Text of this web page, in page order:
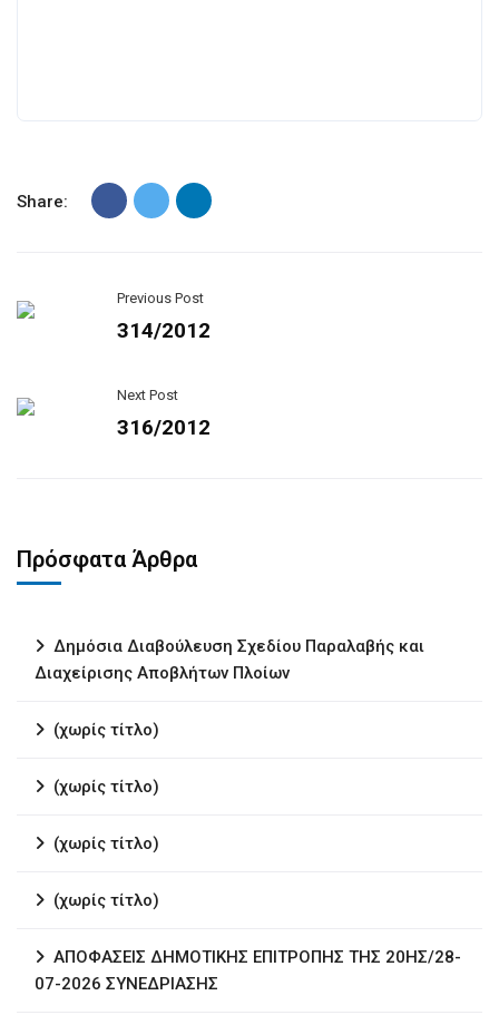
Share:
Previous Post
314/2012
Next Post
316/2012
Πρόσφατα Άρθρα
Δημόσια Διαβούλευση Σχεδίου Παραλαβής και
Διαχείρισης Αποβλήτων Πλοίων
(χωρίς τίτλο)
(χωρίς τίτλο)
(χωρίς τίτλο)
(χωρίς τίτλο)
ΑΠΟΦΑΣΕΙΣ ΔΗΜΟΤΙΚΗΣ ΕΠΙΤΡΟΠΗΣ ΤΗΣ 20ΗΣ/28-
07-2026 ΣΥΝΕΔΡΙΑΣΗΣ